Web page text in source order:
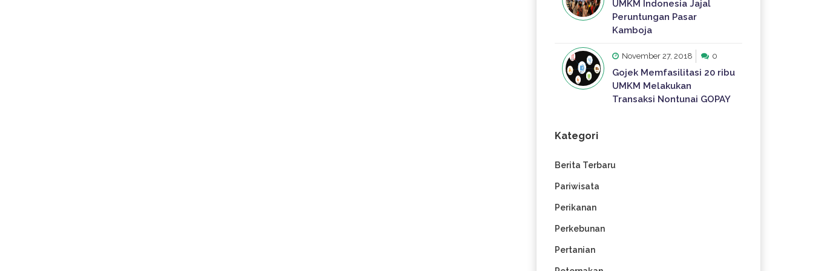
UMKM Indonesia Jajal
Peruntungan Pasar
Kamboja
November 27, 2018 0
Gojek Memfasilitasi 20 ribu
UMKM Melakukan
Transaksi Nontunai GOPAY
Kategori
Berita Terbaru
Pariwisata
Perikanan
Perkebunan
Pertanian